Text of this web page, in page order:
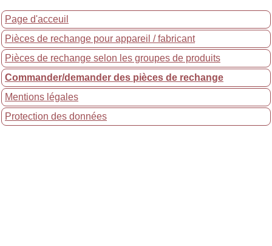
Page d'acceuil
Pièces de rechange pour appareil / fabricant
Pièces de rechange selon les groupes de produits
Commander/demander des pièces de rechange
Mentions légales
Protection des données